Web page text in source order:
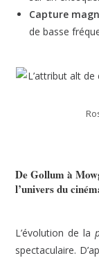
Capture
de basse
De Gollum à
l’univers du
L’évolution de la
spectaculaire.